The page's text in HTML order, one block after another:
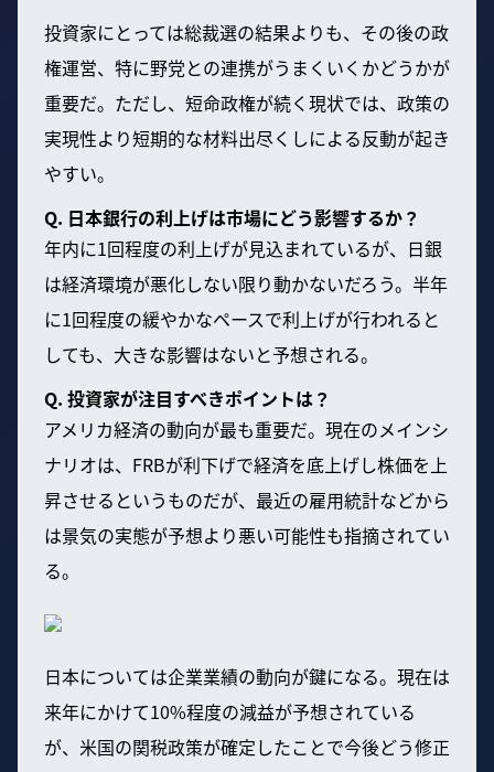
投資家にとっては総裁選の結果よりも、その後の政
権運営、特に野党との連携がうまくいくかどうかが
重要だ。ただし、短命政権が続く現状では、政策の
実現性より短期的な材料出尽くしによる反動が起き
やすい。
Q. 日本銀行の利上げは市場にどう影響するか？
年内に1回程度の利上げが見込まれているが、日銀
は経済環境が悪化しない限り動かないだろう。半年
に1回程度の緩やかなペースで利上げが行われると
しても、大きな影響はないと予想される。
Q. 投資家が注目すべきポイントは？
アメリカ経済の動向が最も重要だ。現在のメインシ
ナリオは、FRBが利下げで経済を底上げし株価を上
昇させるというものだが、最近の雇用統計などから
は景気の実態が予想より悪い可能性も指摘されてい
る。
日本については企業業績の動向が鍵になる。現在は
来年にかけて10%程度の減益が予想されている
が、米国の関税政策が確定したことで今後どう修正